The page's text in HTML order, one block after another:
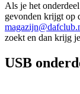
Als je het
gevonden krijgt op
zoekt en dan krijg
USB